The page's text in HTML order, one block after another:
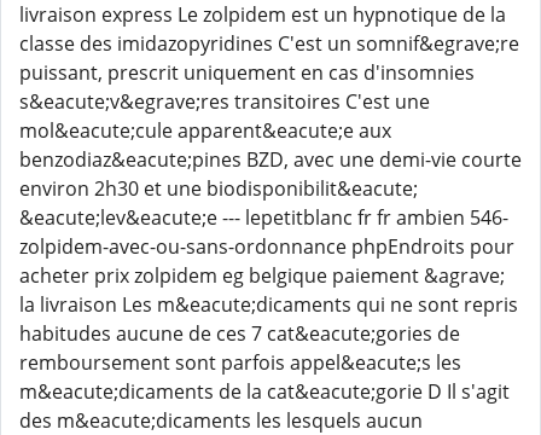
livraison express Le zolpidem est un hypnotique de la
classe des imidazopyridines C'est un somnif&egrave;re
puissant, prescrit uniquement en cas d'insomnies
s&eacute;v&egrave;res transitoires C'est une
mol&eacute;cule apparent&eacute;e aux
benzodiaz&eacute;pines BZD, avec une demi-vie courte
environ 2h30 et une biodisponibilit&eacute;
&eacute;lev&eacute;e --- lepetitblanc fr fr ambien 546-
zolpidem-avec-ou-sans-ordonnance phpEndroits pour
acheter prix zolpidem eg belgique paiement &agrave;
la livraison Les m&eacute;dicaments qui ne sont repris
habitudes aucune de ces 7 cat&eacute;gories de
remboursement sont parfois appel&eacute;s les
m&eacute;dicaments de la cat&eacute;gorie D Il s'agit
des m&eacute;dicaments les lesquels aucun